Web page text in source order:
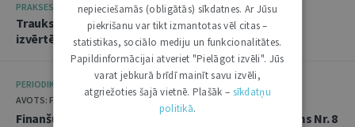
PRAKSES MATERIĀLI
Trauksmes celšanas likuma īstenošanasex-post
izvērtējums
PERIODIKA
AVOTS: FINANŠU IZLŪKOŠANAS DIENESTS, 2025
Finanšu izlūkošanas dienesta informatīvais izdevums Nr. 8
nepieciešamās (obligātās) sīkdatnes. Ar Jūsu
piekrišanu var tikt izmantotas vēl citas –
statistikas, sociālo mediju un funkcionalitātes.
Papildinformācijai atveriet "Pielāgot izvēli". Jūs
varat jebkurā brīdī mainīt savu izvēli,
atgriežoties šajā vietnē. Plašāk – sīkdatņu
politikā.